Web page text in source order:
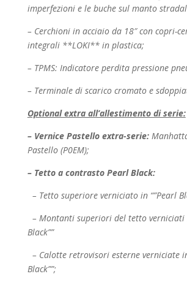
imperfezioni e le buche sul manto
– Cerchioni in acciaio da 18″ con copri-
integrali **LOKI** in plastica;
– TPMS: Indicatore perdita pressione
– Terminale di scarico cromato e
Optional extra all’allestimento di serie:
– Vernice Pastello extra-serie:
Pastello (P0EM);
– Tetto a contrasto Pearl Black:
– Tetto superiore verniciato in “”Pearl
– Montanti superiori del tetto verniciati
Black””
– Calotte retrovisori esterne verniciate
Black””;